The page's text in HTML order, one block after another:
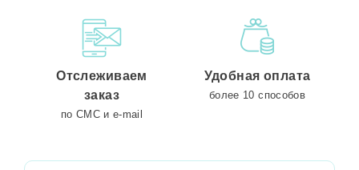
Отслеживаем
заказ
по СМС и e-mail
Удобная оплата
более 10 способов